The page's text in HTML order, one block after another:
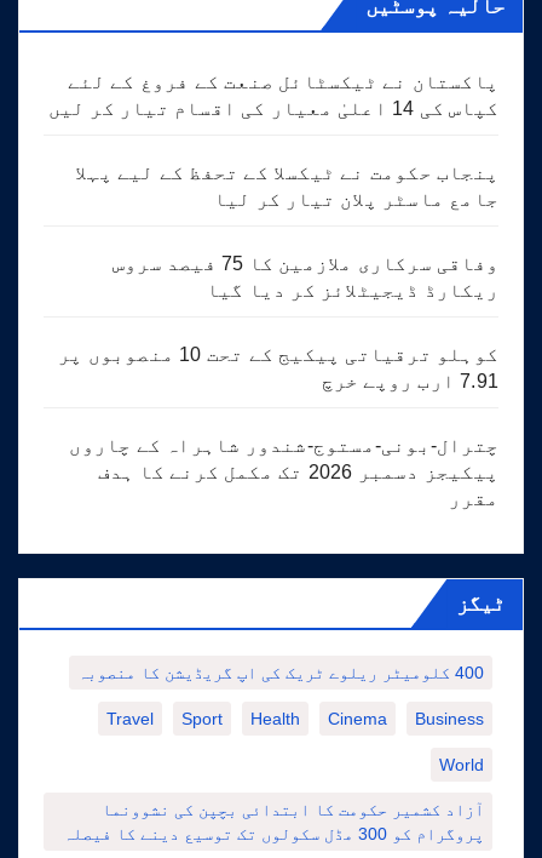
حالیہ پوسٹیں
پاکستان نے ٹیکسٹائل صنعت کے فروغ کے لئے
کپاس کی 14 اعلیٰ معیار کی اقسام تیار کر لیں
پنجاب حکومت نے ٹیکسلا کے تحفظ کے لیے پہلا
جامع ماسٹر پلان تیار کر لیا
وفاقی سرکاری ملازمین کا 75 فیصد سروس
ریکارڈ ڈیجیٹلائز کر دیا گیا
کوہلو ترقیاتی پیکیج کے تحت 10 منصوبوں پر
7.91 ارب روپے خرچ
چترال-بونی-مستوج-شندور شاہراہ کے چاروں
پیکیجز دسمبر 2026 تک مکمل کرنے کا ہدف
مقرر
ٹیگز
400 کلومیٹر ریلوے ٹریک کی اپ گریڈیشن کا منصوبہ
Business
Cinema
Health
Sport
Travel
World
آزاد کشمیر حکومت کا ابتدائی بچپن کی نشوونما
پروگرام کو 300 مڈل سکولوں تک توسیع دینے کا فیصلہ